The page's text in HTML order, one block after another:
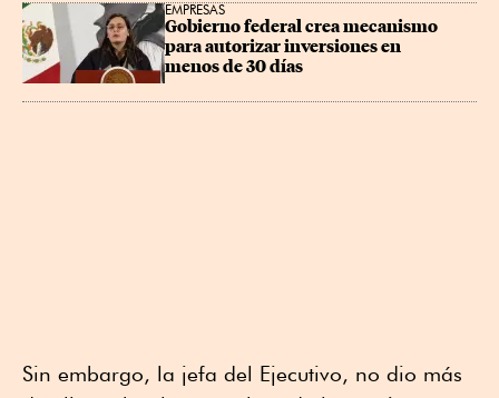
EMPRESAS
Gobierno federal crea mecanismo
para autorizar inversiones en
menos de 30 días
Sin embargo, la jefa del Ejecutivo, no dio más